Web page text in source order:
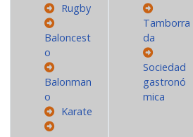
Rugby
Baloncest
o
Balonman
o
Karate
Tamborra
da
Sociedad
gastronó
mica